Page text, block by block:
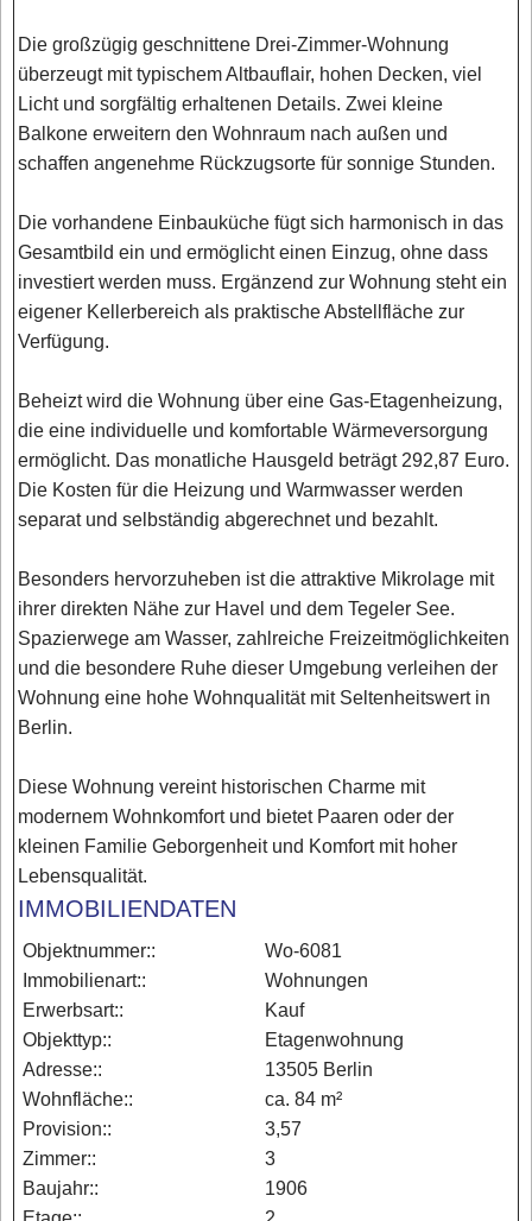
Die großzügig geschnittene Drei-Zimmer-Wohnung
überzeugt mit typischem Altbauflair, hohen Decken, viel
Licht und sorgfältig erhaltenen Details. Zwei kleine
Balkone erweitern den Wohnraum nach außen und
schaffen angenehme Rückzugsorte für sonnige Stunden.
Die vorhandene Einbauküche fügt sich harmonisch in das
Gesamtbild ein und ermöglicht einen Einzug, ohne dass
investiert werden muss. Ergänzend zur Wohnung steht ein
eigener Kellerbereich als praktische Abstellfläche zur
Verfügung.
Beheizt wird die Wohnung über eine Gas-Etagenheizung,
die eine individuelle und komfortable Wärmeversorgung
ermöglicht. Das monatliche Hausgeld beträgt 292,87 Euro.
Die Kosten für die Heizung und Warmwasser werden
separat und selbständig abgerechnet und bezahlt.
Besonders hervorzuheben ist die attraktive Mikrolage mit
ihrer direkten Nähe zur Havel und dem Tegeler See.
Spazierwege am Wasser, zahlreiche Freizeitmöglichkeiten
und die besondere Ruhe dieser Umgebung verleihen der
Wohnung eine hohe Wohnqualität mit Seltenheitswert in
Berlin.
Diese Wohnung vereint historischen Charme mit
modernem Wohnkomfort und bietet Paaren oder der
kleinen Familie Geborgenheit und Komfort mit hoher
Lebensqualität.
IMMOBILIENDATEN
Objektnummer::
Wo-6081
Immobilienart::
Wohnungen
Erwerbsart::
Kauf
Objekttyp::
Etagenwohnung
Adresse::
13505 Berlin
Wohnfläche::
ca. 84 m²
Provision::
3,57
Zimmer::
3
Baujahr::
1906